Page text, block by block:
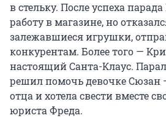
в стельку. После успеха
работу в магазине, но
залежавшиеся игрушки,
конкурентам. Более того —
настоящий Санта-Клаус.
решил помочь девочке Сюзан
отца и хотела свести вместе
юриста Фреда.